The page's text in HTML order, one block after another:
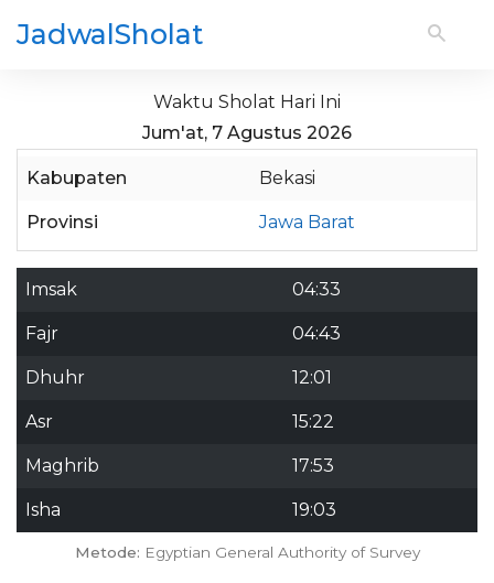
JadwalSholat
Waktu Sholat Hari Ini
Jum'at, 7 Agustus 2026
Kabupaten Bekasi
Provinsi Jawa Barat
Imsak 04:33
Fajr 04:43
Dhuhr 12:01
Asr 15:22
Maghrib 17:53
Isha 19:03
Metode: Egyptian General Authority of Survey